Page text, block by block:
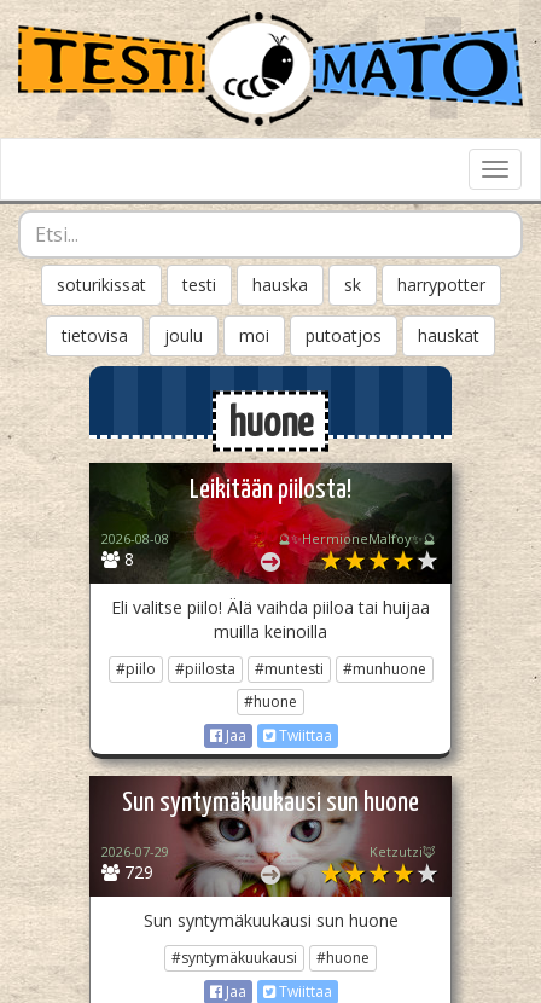
soturikissat testi hauska sk harrypotter
tietovisa joulu moi putoatjos hauskat
huone
Leikitään piilosta!
8
2026-08-08 🔮✨HermioneMalfoy✨🔮
Eli valitse piilo! Älä vaihda piiloa tai huijaa
muilla keinoilla
#piilo #piilosta #muntesti
#munhuone
#huone
Jaa
Twiittaa
Sun syntymäkuukausi sun huone
729
2026-07-29 Ketzutzi🦊
Sun syntymäkuukausi sun huone
#syntymäkuukausi
#huone
Jaa
Twiittaa